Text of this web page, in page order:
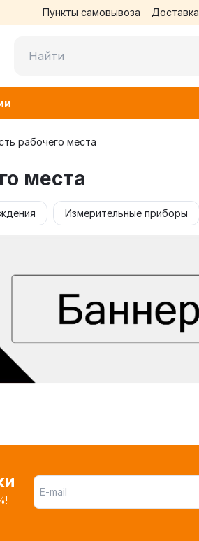
Пункты самовывоза Доставка
рабочего места
места
Измерительные приборы